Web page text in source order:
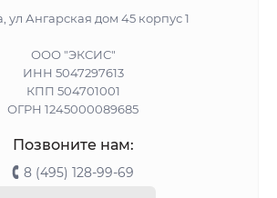
ул Ангарская дом 45 корпус 1
ООО "ЭКСИС"
ИНН 5047297613
КПП 504701001
ОГРН 1245000089685
Позвоните нам:
8 (495) 128-99-69